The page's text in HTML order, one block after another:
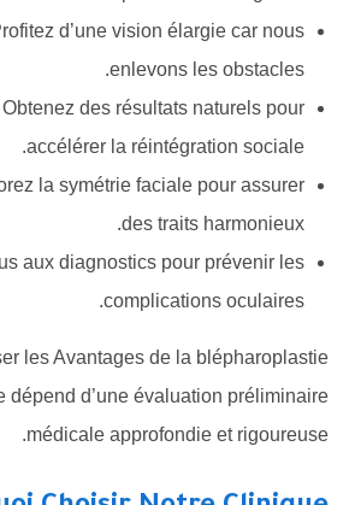
d’une vision élargie car nous
enlevons les obstacles.
Obtenez des résultats naturels pour
accélérer la réintégration sociale.
la symétrie faciale pour assurer
des traits harmonieux.
aux diagnostics pour prévenir les
complications oculaires.
les Avantages de la blépharoplastie
dépend d’une évaluation préliminaire
médicale approfondie et rigoureuse.